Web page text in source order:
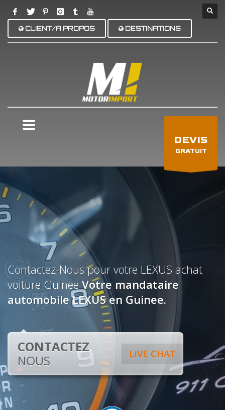
CLIENT/A PROPOS DESTINATIONS
DEVIS
GRATUIT
Contactez-Nous pour votre LEXUS achat
voiture GuineeVotre mandataire
automobile LEXUS en Guinee.
LIVE CHAT
CONTACTEZ
NOUS